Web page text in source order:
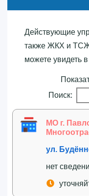
Действующие
также ЖКХ и
можете увидеть
Поиск:
МО г.
ул.
нет